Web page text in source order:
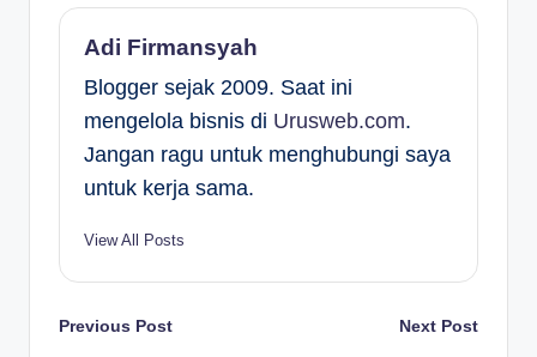
Adi Firmansyah
Blogger sejak 2009. Saat ini
mengelola bisnis di Urusweb.com.
Jangan ragu untuk menghubungi saya
untuk kerja sama.
View All Posts
Post
Previous Post Next Post